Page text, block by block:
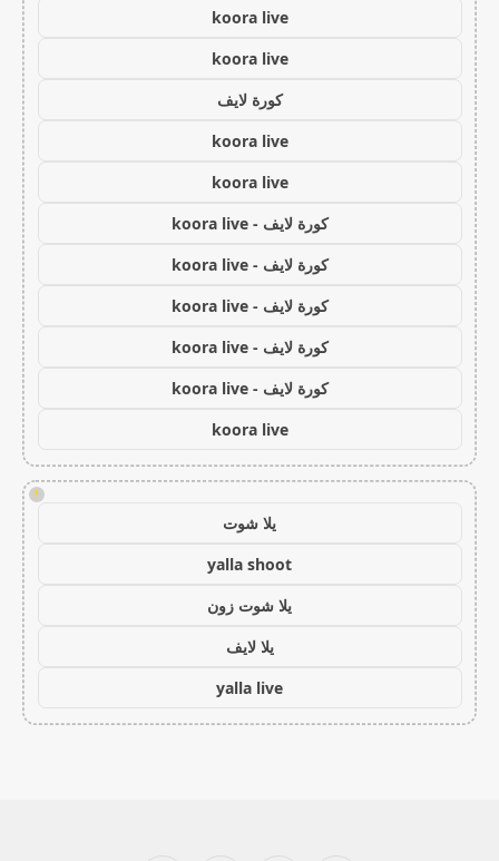
koora live
koora live
كورة لايف
koora live
koora live
كورة لايف - koora live
كورة لايف - koora live
كورة لايف - koora live
كورة لايف - koora live
كورة لايف - koora live
koora live
!
يلا شوت
yalla shoot
يلا شوت زون
يلا لايف
yalla live